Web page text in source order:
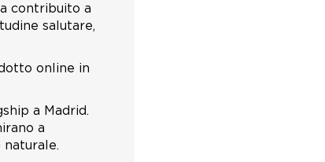
contribuito a
salutare,
online in
a Madrid.
a